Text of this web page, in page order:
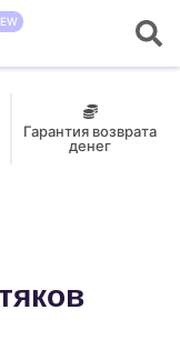
Гарантия возврата
денег